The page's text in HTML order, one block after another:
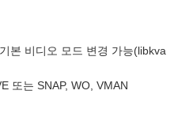
본 비디오 모드 변경 가능(libkva
또는 SNAP, WO, VMAN